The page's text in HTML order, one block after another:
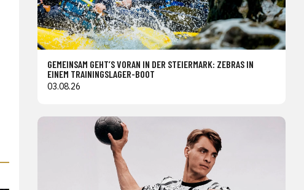
GEMEINSAM GEHT’S VORAN IN DER STEIERMARK: ZEBRAS IN
EINEM TRAININGSLAGER-BOOT
03.08.26